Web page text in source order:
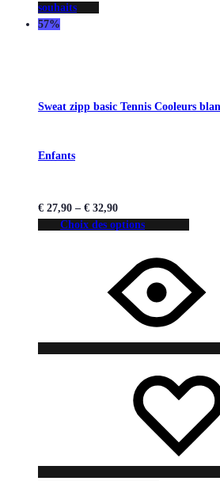
souhaits
57%
Sweat zipp basic Tennis Cooleurs
Enfants
€ 27,90 – € 32,90
Choix des options